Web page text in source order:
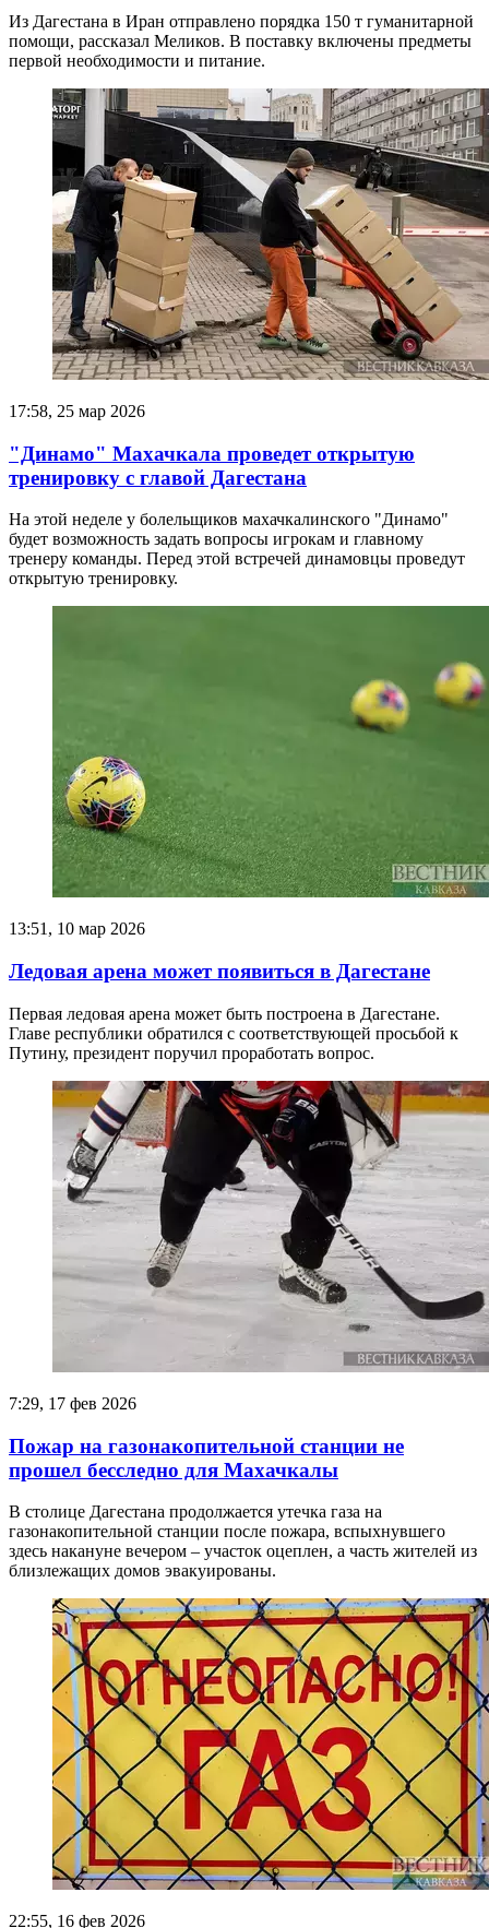
Из Дагестана в Иран отправлено порядка 150 т гуманитарной
помощи, рассказал Меликов. В поставку включены предметы
первой необходимости и питание.
17:58, 25 мар 2026
"Динамо" Махачкала проведет открытую
тренировку с главой Дагестана
На этой неделе у болельщиков махачкалинского "Динамо"
будет возможность задать вопросы игрокам и главному
тренеру команды. Перед этой встречей динамовцы проведут
открытую тренировку.
13:51, 10 мар 2026
Ледовая арена может появиться в Дагестане
Первая ледовая арена может быть построена в Дагестане.
Главе республики обратился с соответствующей просьбой к
Путину, президент поручил проработать вопрос.
7:29, 17 фев 2026
Пожар на газонакопительной станции не
прошел бесследно для Махачкалы
В столице Дагестана продолжается утечка газа на
газонакопительной станции после пожара, вспыхнувшего
здесь накануне вечером – участок оцеплен, а часть жителей из
близлежащих домов эвакуированы.
22:55, 16 фев 2026